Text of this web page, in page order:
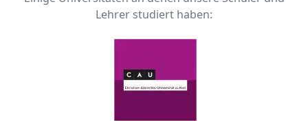
Lehrer studiert haben: